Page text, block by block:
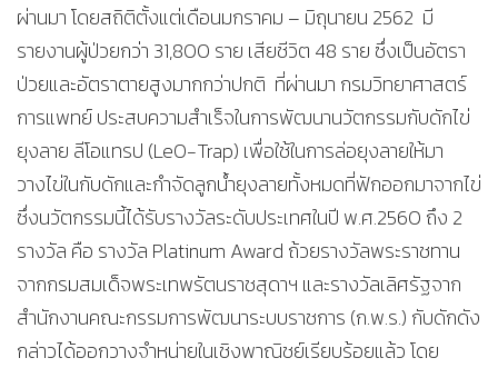
ผ่านมา โดยสถิติตั้งแต่เดือนมกราคม – มิถุนายน 2562 มี
รายงานผู้ป่วยกว่า 31,800 ราย เสียชีวิต 48 ราย ซึ่งเป็นอัตรา
ป่วยและอัตราตายสูงมากกว่าปกติ ที่ผ่านมา กรมวิทยาศาสตร์
การแพทย์ ประสบความสำเร็จในการพัฒนานวัตกรรมกับดักไข่
ยุงลาย ลีโอแทรป (LeO-Trap) เพื่อใช้ในการล่อยุงลายให้มา
วางไข่ในกับดักและกำจัดลูกน้ำยุงลายทั้งหมดที่ฟักออกมาจากไข่
ซึ่งนวัตกรรมนี้ได้รับรางวัลระดับประเทศในปี พ.ศ.2560 ถึง 2
รางวัล คือ รางวัล Platinum Award ถ้วยรางวัลพระราชทาน
จากกรมสมเด็จพระเทพรัตนราชสุดาฯ และรางวัลเลิศรัฐจาก
สำนักงานคณะกรรมการพัฒนาระบบราชการ (ก.พ.ร.) กับดักดัง
กล่าวได้ออกวางจำหน่ายในเชิงพาณิชย์เรียบร้อยแล้ว โดย